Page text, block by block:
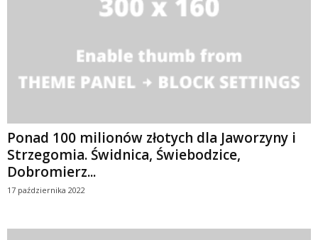
Ponad 100 milionów złotych dla Jaworzyny i
Strzegomia. Świdnica, Świebodzice,
Dobromierz...
17 października 2022